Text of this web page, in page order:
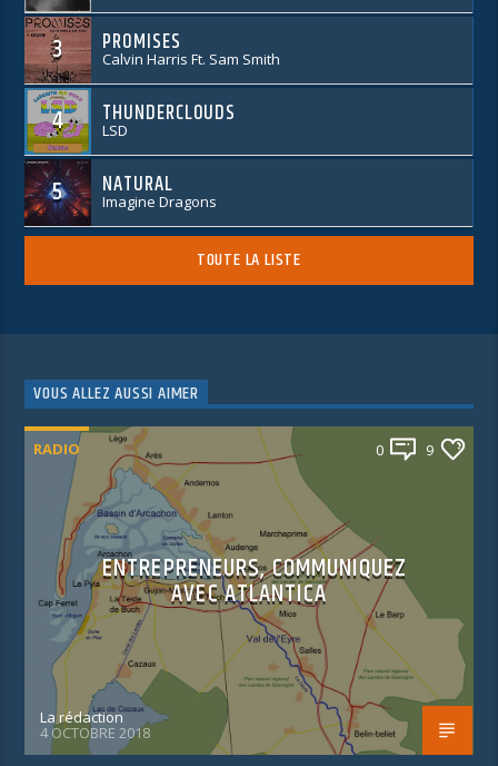
3 PROMISES
Calvin Harris Ft. Sam Smith
4 THUNDERCLOUDS
LSD
5 NATURAL
Imagine Dragons
TOUTE LA LISTE
VOUS ALLEZ AUSSI AIMER
RADIO 0 9
ENTREPRENEURS, COMMUNIQUEZ
AVEC ATLANTICA
La rédaction
4 OCTOBRE 2018